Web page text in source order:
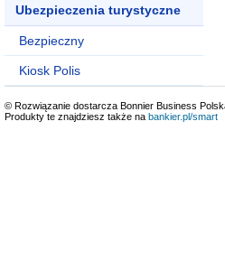
Ubezpieczenia turystyczne
Bezpieczny
Kiosk Polis
© Rozwiązanie dostarcza Bonnier Business
Produkty te znajdziesz także na bankier.pl/smart